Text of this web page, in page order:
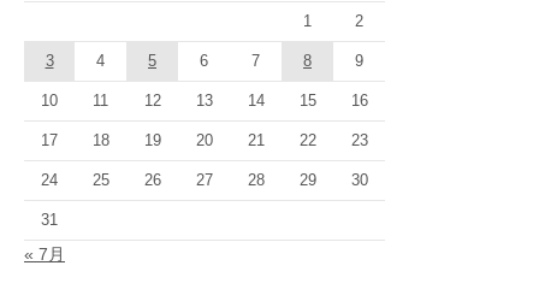
1 2
3 4 5 6 7 8 9
10 11 12 13 14 15 16
17 18 19 20 21 22 23
24 25 26 27 28 29 30
31
« 7月